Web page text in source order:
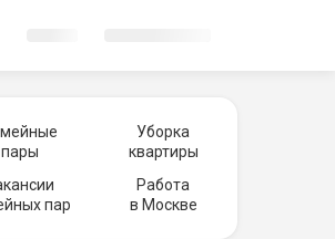
пары
Уборка
квартиры
пар
Работа
в Москве